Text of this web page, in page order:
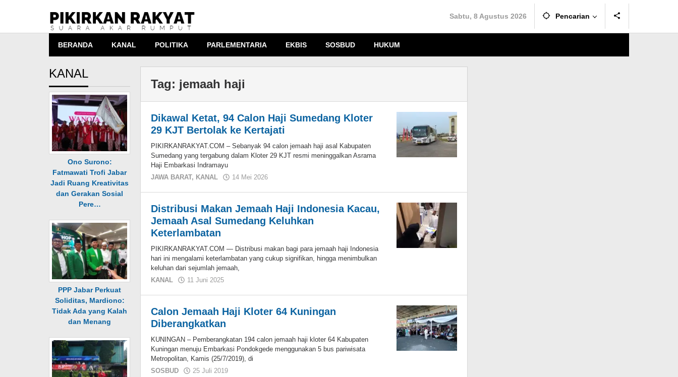
Sabtu, 8 Agustus 2026 Pencarian
BERANDA KANAL POLITIKA PARLEMENTARIA EKBIS SOSBUD HUKUM
KANAL
Ono Surono:
Fatmawati Trofi Jabar
Jadi Ruang Kreativitas
dan Gerakan Sosial
Pere…
PPP Jabar Perkuat
Soliditas, Mardiono:
Tidak Ada yang Kalah
dan Menang
Tag: jemaah haji
Dikawal Ketat, 94 Calon Haji Sumedang Kloter
29 KJT Bertolak ke Kertajati
PIKIRKANRAKYAT.COM – Sebanyak 94 calon jemaah haji asal Kabupaten
Sumedang yang tergabung dalam Kloter 29 KJT resmi meninggalkan Asrama
Haji Embarkasi Indramayu
JAWA BARAT, KANAL 14 Mei 2026
Distribusi Makan Jemaah Haji Indonesia Kacau,
Jemaah Asal Sumedang Keluhkan
Keterlambatan
PIKIRKANRAKYAT.COM — Distribusi makan bagi para jemaah haji Indonesia
hari ini mengalami keterlambatan yang cukup signifikan, hingga menimbulkan
keluhan dari sejumlah jemaah,
KANAL
11 Juni 2025
Calon Jemaah Haji Kloter 64 Kuningan
Diberangkatkan
KUNINGAN – Pemberangkatan 194 calon jemaah haji kloter 64 Kabupaten
Kuningan menuju Embarkasi Pondokgede menggunakan 5 bus pariwisata
Metropolitan, Kamis (25/7/2019), di
SOSBUD
25 Juli 2019